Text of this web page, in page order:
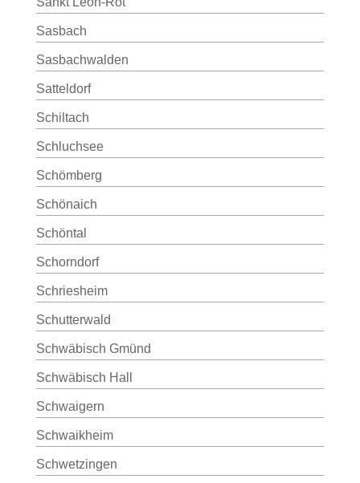
Sasbach
Sasbachwalden
Satteldorf
Schiltach
Schluchsee
Schömberg
Schönaich
Schöntal
Schorndorf
Schriesheim
Schutterwald
Schwäbisch Gmünd
Schwäbisch Hall
Schwaigern
Schwaikheim
Schwetzingen